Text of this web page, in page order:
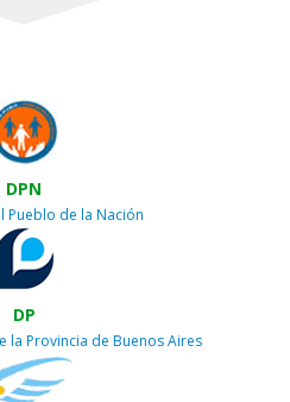
DPN
Pueblo de la Nación
DP
la Provincia de Buenos Aires